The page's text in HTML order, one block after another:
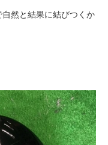
然と結果に結びつくか